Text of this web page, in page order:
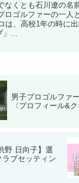
なくとも石川遼の名
ロゴルファーの一人
は、高校1年の時に
」...
男子プロゴルファ
〈プロフィール&
野 日向子】選
ブセッティン